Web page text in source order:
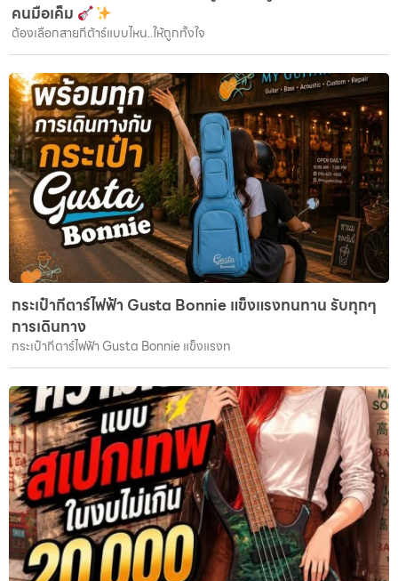
คนมือเค็ม
ต้องเลือกสายกีต้าร์แบบไหน..ให้ถูกทั้งใจ
กระเป๋ากีตาร์ไฟฟ้า Gusta Bonnie แข็งแรงทนทาน รับทุกๆ
การเดินทาง
กระเป๋ากีตาร์ไฟฟ้า Gusta Bonnie แข็งแรงท